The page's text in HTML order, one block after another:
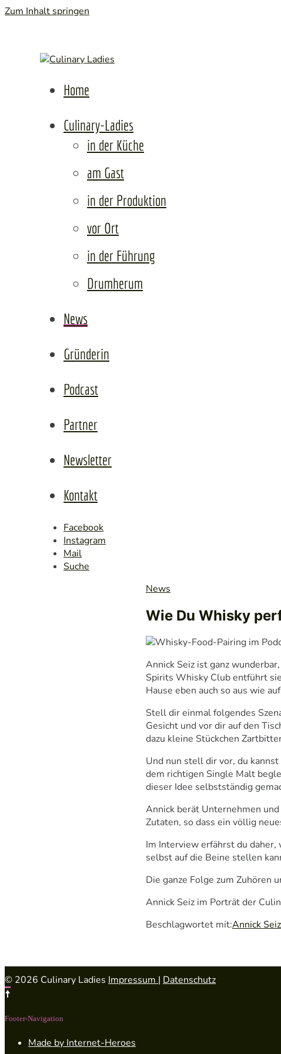
Zum Inhalt springen
Home
Culinary-Ladies
in der Küche
am Gast
in der Produktion
vor Ort
in der Führung
Drumherum
News
Gründerin
Podcast
Partner
Newsletter
Kontakt
Facebook
Instagram
Mail
Suche
News
Wie Du Whisky
Annick Seiz ist ganz
Spirits Whisky Club entführt
Hause eben auch so aus wie
Stell dir einmal folgendes
Gesicht und vor dir auf den
dazu kleine Stückchen
Und nun stell dir vor, du
dem richtigen Single Malt
dieser Idee selbstständig
Annick berät Unternehmen
Zutaten, so dass ein völlig
Im Interview erfährst du
selbst auf die Beine stellen
Die ganze Folge zum Zuhören
Annick Seiz im Porträt der
Beschlagwortet mit:Annick Seiz
© 2026 Culinary Ladies Impressum | Datenschutz
Footer-Navigation
Made by Internet-Heroes